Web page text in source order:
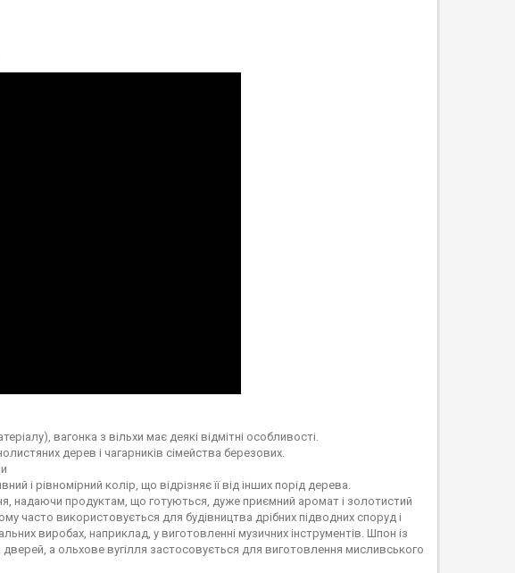
вагонка з вільхи має деякі відмітні особливості.
дерев і чагарників сімейства березових.
і рівномірний колір, що відрізняє її від інших порід дерева.
надаючи продуктам, що готуються, дуже приємний аромат і золотистий
часто використовується для будівництва дрібних підводних споруд і
виробах, наприклад, у виготовленні музичних інструментів. Шпон із
а ольхове вугілля застосовується для виготовлення мисливського